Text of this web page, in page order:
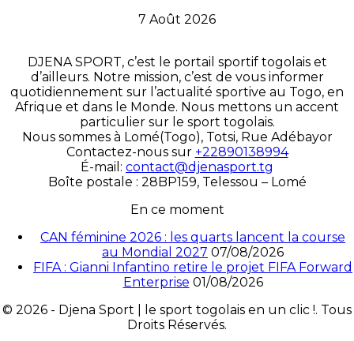
7 Août 2026
DJENA SPORT, c’est le portail sportif togolais et
d’ailleurs. Notre mission, c’est de vous informer
quotidiennement sur l’actualité sportive au Togo, en
Afrique et dans le Monde. Nous mettons un accent
particulier sur le sport togolais.
Nous sommes à Lomé(Togo), Totsi, Rue Adébayor
Contactez-nous sur +22890138994
É-mail: contact@djenasport.tg
Boîte postale : 28BP159, Telessou – Lomé
En ce moment
CAN féminine 2026 : les quarts lancent la course
au Mondial 2027 07/08/2026
FIFA : Gianni Infantino retire le projet FIFA Forward
Enterprise 01/08/2026
© 2026 - Djena Sport | le sport togolais en un clic !. Tous
Droits Réservés.